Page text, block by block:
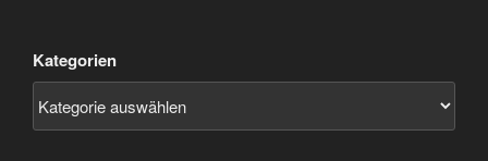
Kategorien